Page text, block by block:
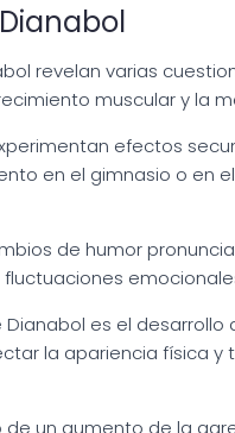
revelan varias
muscular y la
efectos
en el gimnasio o en
de humor
es el
la apariencia física
un aumento de la